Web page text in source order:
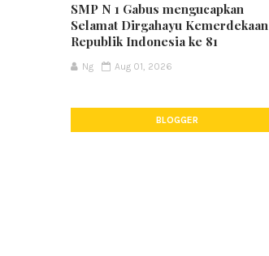
SMP N 1 Gabus mengucapkan
Selamat Dirgahayu Kemerdekaan
Republik Indonesia ke 81
Ng Aug 01, 2026
BLOGGER